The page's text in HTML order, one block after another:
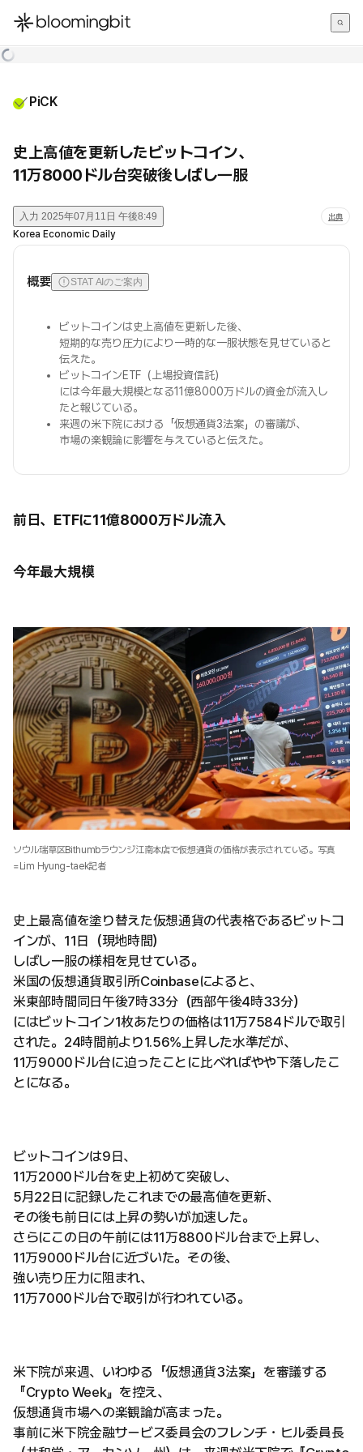
한국어
PiCK
史上高値を更新したビットコイン、
11万8000ドル台突破後しばし一服
入力 2025年07月11日 午後8:49 出典
Korea Economic Daily
概要 STAT AIのご案内
ビットコインは史上高値を更新した後、
短期的な売り圧力により一時的な一服状態を見せていると
伝えた。
ビットコインETF（上場投資信託）
には今年最大規模となる11億8000万ドルの資金が流入し
たと報じている。
来週の米下院における「仮想通貨3法案」の審議が、
市場の楽観論に影響を与えていると伝えた。
前日、ETFに11億8000万ドル流入
今年最大規模
ソウル瑞草区Bithumbラウンジ江南本店で仮想通貨の価格が表示されている。写真
=Lim Hyung-taek記者
史上最高値を塗り替えた仮想通貨の代表格であるビットコ
インが、11日（現地時間）
しばし一服の様相を見せている。
米国の仮想通貨取引所Coinbaseによると、
米東部時間同日午後7時33分（西部午後4時33分）
にはビットコイン1枚あたりの価格は11万7584ドルで取引
された。24時間前より1.56%上昇した水準だが、
11万9000ドル台に迫ったことに比べればやや下落したこ
とになる。
ビットコインは9日、
11万2000ドル台を史上初めて突破し、
5月22日に記録したこれまでの最高値を更新、
その後も前日には上昇の勢いが加速した。
さらにこの日の午前には11万8800ドル台まで上昇し、
11万9000ドル台に近づいた。その後、
強い売り圧力に阻まれ、
11万7000ドル台で取引が行われている。
米下院が来週、いわゆる「仮想通貨3法案」を審議する
『Crypto Week』を控え、
仮想通貨市場への楽観論が高まった。
事前に米下院金融サービス委員会のフレンチ・ヒル委員長